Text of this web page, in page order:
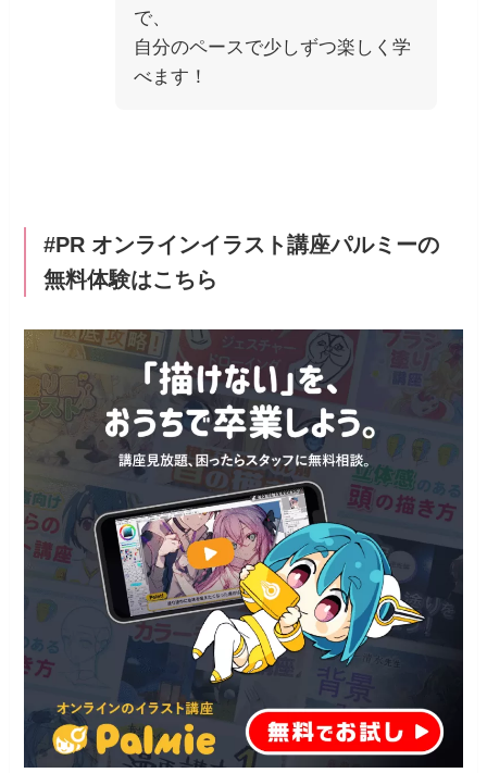
で、
自分のペースで少しずつ楽しく学
べます！
#PR オンラインイラスト講座パルミーの
無料体験はこちら